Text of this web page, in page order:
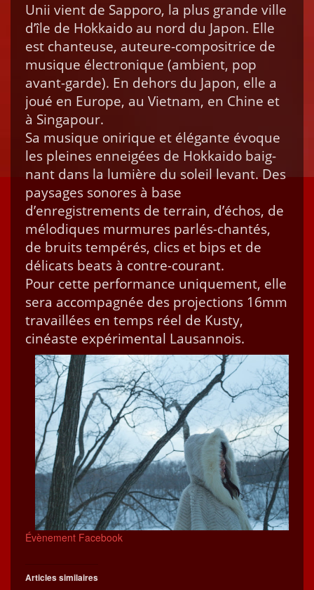
Unii vient de Sap­poro, la plus grande ville
d’île de Hokkai­do au nord du Japon. Elle
est chanteuse, auteure-com­positrice de
musique élec­tron­ique (ambi­ent, pop
avant-garde). En dehors du Japon, elle a
joué en Europe, au Viet­nam, en Chine et
à Sin­gapour.
Sa musique onirique et élé­gante évoque
les pleines enneigées de Hokkai­do baig­
nant dans la lumière du soleil lev­ant. Des
paysages sonores à base
d’enregistrements de ter­rain, d’échos, de
mélodiques mur­mures par­lés-chan­tés,
de bruits tem­pérés, clics et bips et de
déli­cats beats à con­tre-courant.
Pour cette per­for­mance unique­ment, elle
sera accom­pa­g­née des pro­jec­tions 16mm
tra­vail­lées en temps réel de Kusty,
cinéaste expéri­men­tal Lausannois.
Évène­ment Facebook
Articles similaires